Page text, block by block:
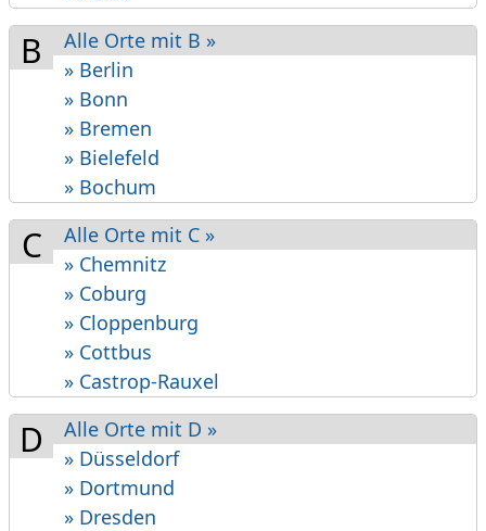
B
Alle Orte mit B »
» Berlin
» Bonn
» Bremen
» Bielefeld
» Bochum
C
Alle Orte mit C »
» Chemnitz
» Coburg
» Cloppenburg
» Cottbus
» Castrop-Rauxel
D
Alle Orte mit D »
» Düsseldorf
» Dortmund
» Dresden